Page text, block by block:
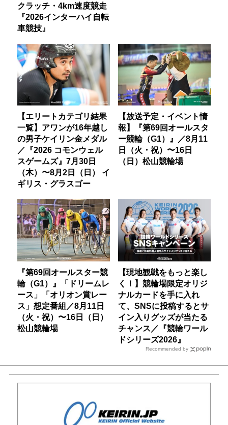
クラッチ・4km速度競走
『2026インターハイ自転
車競技』
【エリートカテゴリ結果
一覧】アワンが16年越し
の男子ケイリン金メダル
／『2026 コモンウェル
スゲームズ』7月30日
（木）〜8月2日（日） イ
ギリス・グラスゴー
【放送予定・イベント情
報】『第69回オールスタ
ー競輪（G1）』／8月11
日（火・祝）〜16日
（日）松山競輪場
『第69回オールスター競
輪（G1）』「ドリームレ
ース」「オリオン賞レー
ス」想定番組／8月11日
（火・祝）〜16日（日）
松山競輪場
【現地観戦をもっと楽し
く！】競輪場限定オリジ
ナルカードを手に入れ
て、SNSに投稿するとサ
イン入りグッズが当たる
チャンス／『競輪ワール
ドシリーズ2026』
Recommended by